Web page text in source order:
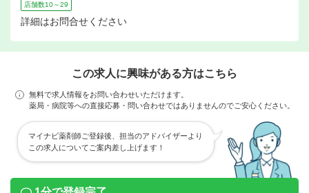
店舗数10～29
詳細はお問合せください
この求人に興味がある方はこちら
無料で求人情報をお問い合わせいただけます。
薬局・病院等への直接応募・問い合わせではありませんのでご安心ください。
マイナビ薬剤師ご登録後、担当のアドバイザーより
この求人についてご案内差し上げます！